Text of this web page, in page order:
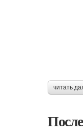
читать